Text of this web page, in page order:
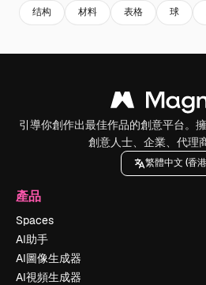
结构 材料 表格 球
引導你創作出最佳作品的創意平台。
創意人士、企業、代理
繁體中文 (香
產品
Spaces
AI助手
AI圖像生成器
AI視頻生成器